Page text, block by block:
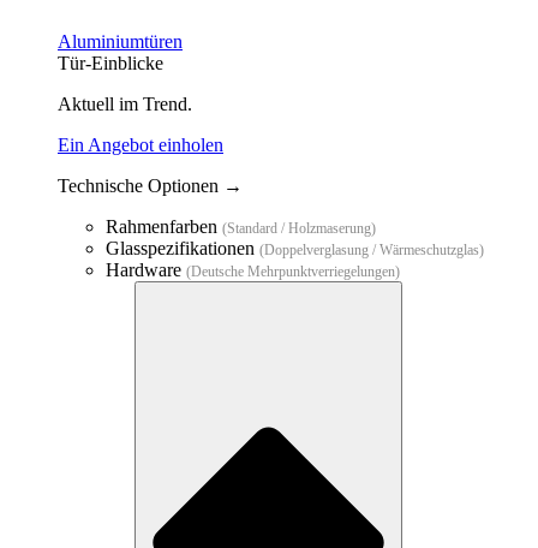
Aluminiumtüren
Tür-Einblicke
Aktuell im Trend.
Ein Angebot einholen
Technische Optionen →
Rahmenfarben (Standard / Holzmaserung)
Glasspezifikationen (Doppelverglasung / Wärmeschutzglas)
Hardware (Deutsche Mehrpunktverriegelungen)